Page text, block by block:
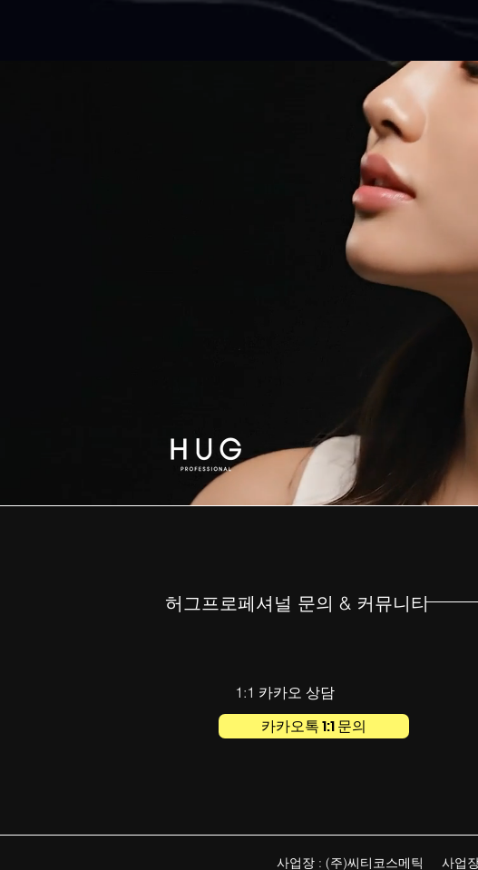
허그프로페셔널 문의 & 커뮤니티
1:1 카카오 상담
카카오톡 1:1 문의
사업장 : (주)씨티코스메틱 사업